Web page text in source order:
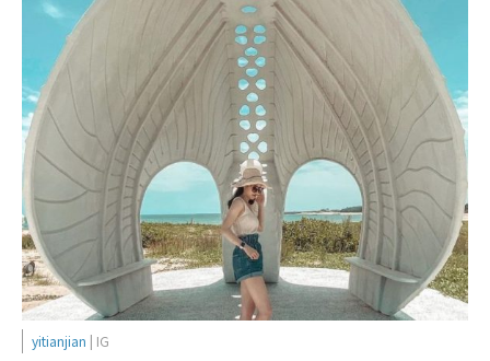
yitianjian | IG